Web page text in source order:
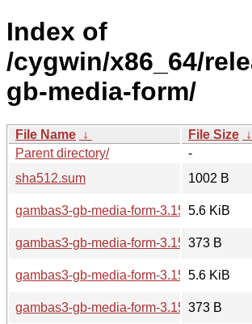
Index of
/cygwin/x86_64/
gb-media-form/
File Name ↓ File Size ↓
Parent directory/
-
sha512.sum
1002 B
gambas3-gb-media-form-3.15.2-1.tar.xz
5.6 KiB
gambas3-gb-media-form-3.15.2-1.hint
373 B
gambas3-gb-media-form-3.15.0-1.tar.xz
5.6 KiB
gambas3-gb-media-form-3.15.0-1.hint
373 B